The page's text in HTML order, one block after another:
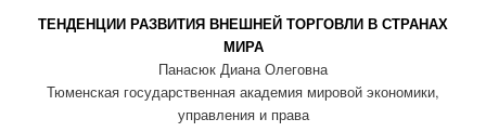
ТЕНДЕНЦИИ РАЗВИТИЯ ВНЕШНЕЙ ТОРГОВЛИ В СТРАНАХ
МИРА
Панасюк Диана Олеговна
Тюменская государственная академия мировой экономики,
управления и права